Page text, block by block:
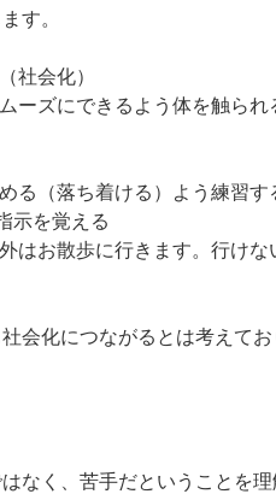
す。
社会化）
ーズにできるよう体を触られ
る（落ち着ける）よう練習す
示を覚える
はお散歩に行きます。行けな
会化につながるとは考えてお
なく、苦手だということを理